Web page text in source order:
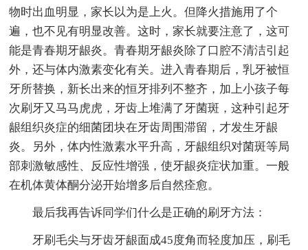
物时出血明显，家长以为是上火。但降火措施用了个
遍，也不见有明显改善。这时，家长就要注意了，这可
能是青春期牙龈炎。青春期牙龈炎除了口腔不清洁引起
外，还与体内激素变化有关。进入青春期后，乳牙被恒
牙所替换，新长出来的恒牙排列不整齐，加上小孩子每
次刷牙又马马虎虎，牙齿上堆满了牙菌斑，这种引起牙
龈组织炎症的细菌团块在牙齿周围滞留，才发生牙龈
炎。另外，体内性激素水平升高，牙龈组织对菌斑等局
部刺激敏感性、反应性增强，使牙龈炎症状加重。一般
在机体黄体酮分泌开始增多后自然痊愈。
最后我再告诉同学们什么是正确的刷牙方法：
牙刷毛尖与牙齿牙龈面成45度角而轻度加压，刷毛